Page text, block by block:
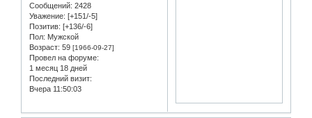
Сообщений: 2428
Уважение: [+151/-5]
Позитив: [+136/-6]
Пол: Мужской
Возраст: 59 [1966-09-27]
Провел на форуме:
1 месяц 18 дней
Последний визит:
Вчера 11:50:03